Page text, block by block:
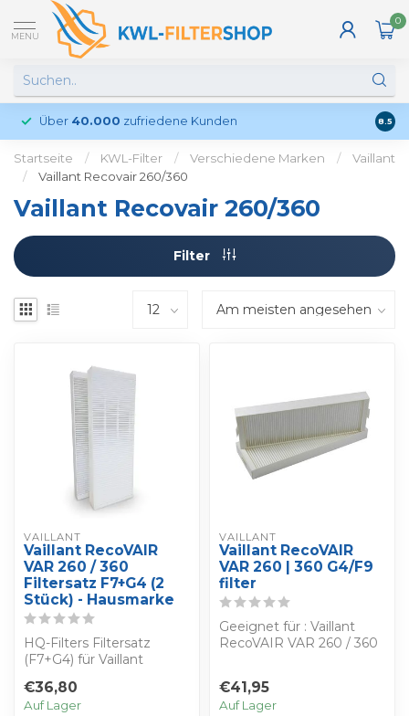
MENU
0
Über 40.000 zufriedene Kunden 8.5
Startseite / KWL-Filter / Verschiedene Marken /
Vaillant
/
Vaillant Recovair 260/360
Vaillant Recovair 260/360
Filter
VAILLANT
Vaillant RecoVAIR
VAR 260 / 360
Filtersatz F7+G4 (2
Stück) - Hausmarke
HQ-Filters Filtersatz
(F7+G4) für Vaillant
165×492×45 mm...
€36,80
Auf Lager
VAILLANT
Vaillant RecoVAIR
VAR 260 | 360 G4/F9
filter
Geeignet für : Vaillant
RecoVAIR VAR 260 / 360
Sie...
€41,95
Auf Lager